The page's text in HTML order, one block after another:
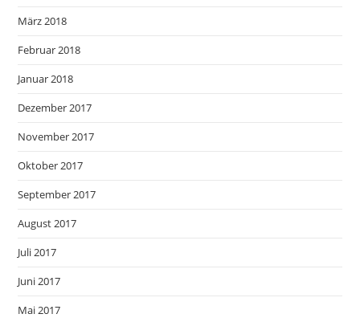
März 2018
Februar 2018
Januar 2018
Dezember 2017
November 2017
Oktober 2017
September 2017
August 2017
Juli 2017
Juni 2017
Mai 2017